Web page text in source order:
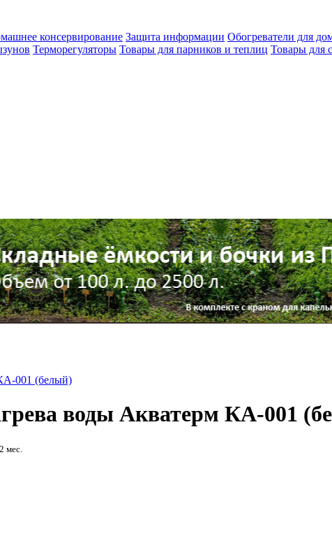
консервирование Защита информации Обогреватели для
Терморегуляторы Товары для парников и теплиц Товары для
001 (белый)
воды Акватерм КА-001
мес.